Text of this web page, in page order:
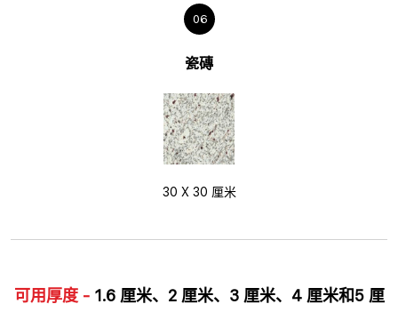
06
瓷磚
30 X 30 厘米
可用厚度 -1.6 厘米、2 厘米、3 厘米、4 厘米和5 厘